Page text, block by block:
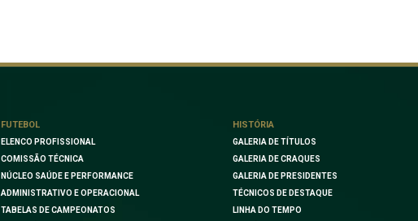
FUTEBOL
ELENCO PROFISSIONAL
COMISSÃO TÉCNICA
NÚCLEO SAÚDE E PERFORMANCE
ADMINISTRATIVO E OPERACIONAL
TABELAS DE CAMPEONATOS
HISTÓRIA
GALERIA DE TÍTULOS
GALERIA DE CRAQUES
GALERIA DE PRESIDENTES
TÉCNICOS DE DESTAQUE
LINHA DO TEMPO